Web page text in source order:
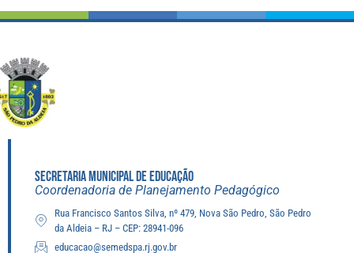
SECRETARIA MUNICIPAL DE EDUCAÇÃO
Coordenadoria de Planejamento Pedagógico
Rua Francisco Santos Silva, nº 479, Nova São Pedro, São Pedro
da Aldeia – RJ – CEP: 28941-096
educacao@semedspa.rj.gov.br